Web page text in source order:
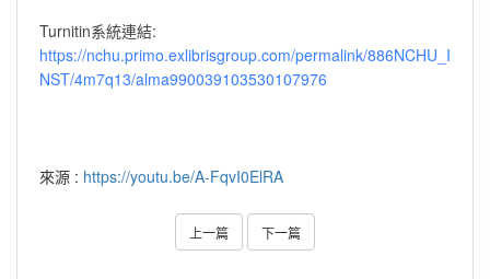
Turnitin系統連結:
https://nchu.primo.exlibrisgroup.com/permalink/886NCHU_I
NST/4m7q13/alma990039103530107976
來源 : https://youtu.be/A-FqvI0ElRA
上一篇 下一篇